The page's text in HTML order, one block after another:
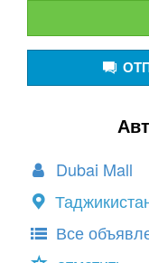
Dubai Mall
Все